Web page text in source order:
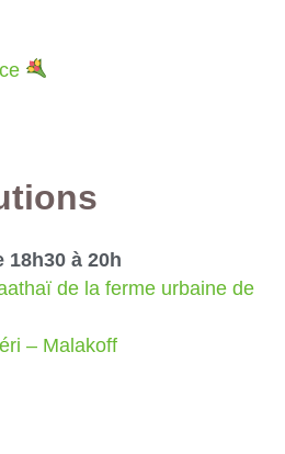
à 20h
de la ferme urbaine de
– Malakoff